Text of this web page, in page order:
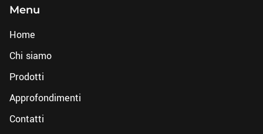
Menu
Home
Chi siamo
Prodotti
Approfondimenti
Contatti